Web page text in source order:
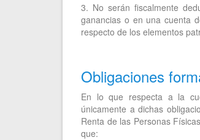
3. No serán fiscalmente
ganancias o en una cuenta
respecto de los elementos
Obligaciones
En lo que respecta a la
únicamente a dichas
Renta de las Personas
que: